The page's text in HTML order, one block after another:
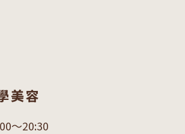
美容
～20:30